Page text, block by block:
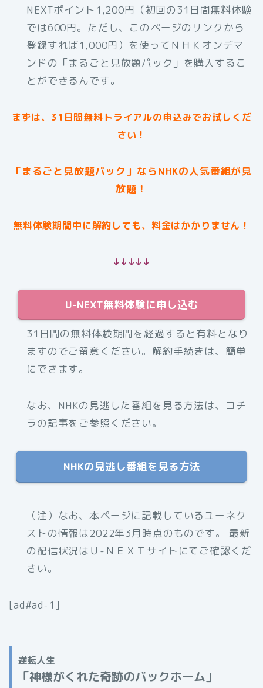
NEXTポイント1,200円（初回の31日間無料体験
では600円。ただし、このページのリンクから
登録すれば1,000円）を使ってＮＨＫオンデマ
ンドの「まるごと見放題パック」を購入するこ
とができるんです。
まずは、31日間無料トライアルの申込みでお試しくだ
さい！
「まるごと見放題パック」ならNHKの人気番組が見
放題！
無料体験期間中に解約しても、料金はかかりません！
↓↓↓↓↓
U-NEXT無料体験に申し込む
31日間の無料体験期間を経過すると有料となり
ますのでご留意ください。解約手続きは、簡単
にできます。
なお、NHKの見逃した番組を見る方法は、コチ
ラの記事をご参照ください。
NHKの見逃し番組を見る方法
（注）なお、本ページに記載しているユーネク
ストの情報は2022年3月時点のものです。 最新
の配信状況はＵ-ＮＥＸＴサイトにてご確認くだ
さい。
[ad#ad-1]
逆転人生
「神様がくれた奇跡のバックホーム」